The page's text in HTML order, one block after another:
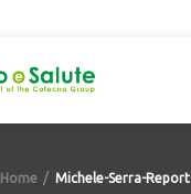
Home Michele-Serra-Report